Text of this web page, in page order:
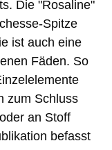
Die "Rosaline"
Spitze
ist auch eine
Fäden. So
zum Schluss
an Stoff
befasst